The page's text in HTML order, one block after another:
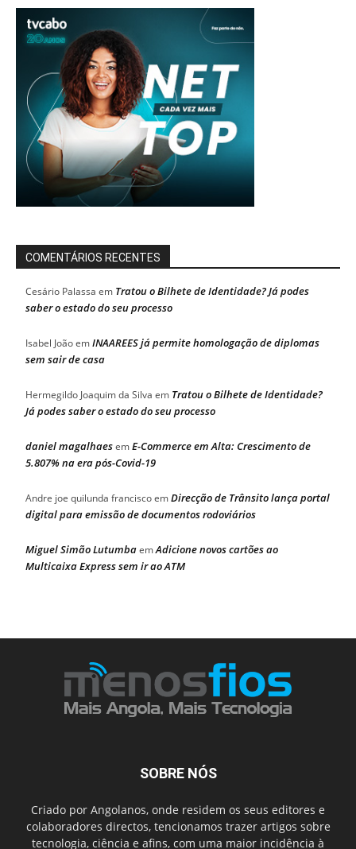
COMENTÁRIOS RECENTES
Cesário Palassa em Tratou o Bilhete de Identidade? Já podes
saber o estado do seu processo
Isabel JoãoemINAAREES já permite homologação de diplomas
sem sair de casa
Hermegildo Joaquim da Silva em Tratou o Bilhete de Identidade?
Já podes saber o estado do seu processo
daniel magalhaesemE-Commerce em Alta: Crescimento de
5.807% na era pós-Covid-19
Andre joe quilunda franciscoemDirecção de Trânsito lança portal
digital para emissão de documentos rodoviários
Miguel Simão LutumbaemAdicione novos cartões ao
Multicaixa Express sem ir ao ATM
SOBRE NÓS
Criado por Angolanos, onde residem os seus editores e
colaboradores directos, tencionamos trazer artigos sobre
tecnologia, ciência e afins, com uma maior incidência à